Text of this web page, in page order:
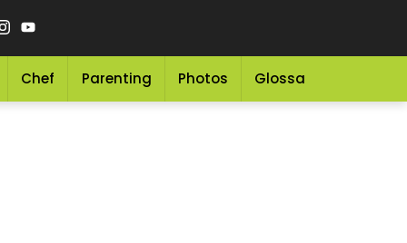
Chef Parenting Photos Glossary